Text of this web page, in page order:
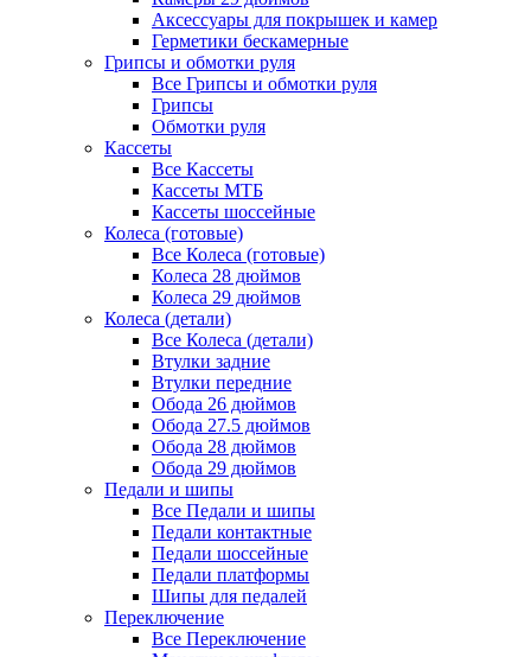
Аксессуары для покрышек и камер
Герметики бескамерные
Грипсы и обмотки руля
Все Грипсы и обмотки руля
Грипсы
Обмотки руля
Кассеты
Все Кассеты
Кассеты МТБ
Кассеты шоссейные
Колеса (готовые)
Все Колеса (готовые)
Колеса 28 дюймов
Колеса 29 дюймов
Колеса (детали)
Все Колеса (детали)
Втулки задние
Втулки передние
Обода 26 дюймов
Обода 27.5 дюймов
Обода 28 дюймов
Обода 29 дюймов
Педали и шипы
Все Педали и шипы
Педали контактные
Педали шоссейные
Педали платформы
Шипы для педалей
Переключение
Все Переключение